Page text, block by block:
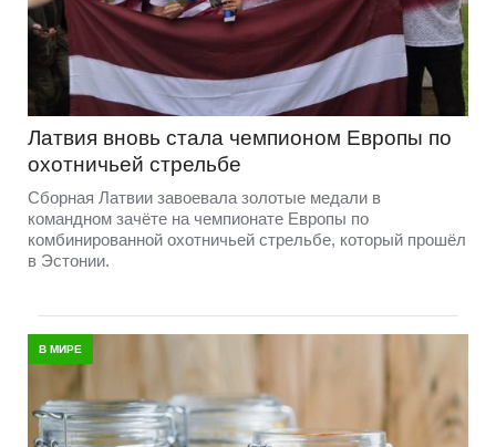
Латвия вновь стала чемпионом Европы по
охотничьей стрельбе
Сборная Латвии завоевала золотые медали в
командном зачёте на чемпионате Европы по
комбинированной охотничьей стрельбе, который прошёл
в Эстонии.
В МИРЕ